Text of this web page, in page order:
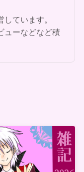
ています。
ューなどなど積